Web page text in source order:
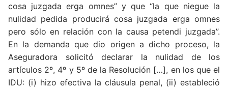
cosa juzgada erga omnes” y que “la que niegue la
nulidad pedida producirá cosa juzgada erga omnes
pero sólo en relación con la causa petendi juzgada”.
En la demanda que dio origen a dicho proceso, la
Aseguradora solicitó declarar la nulidad de los
artículos 2º, 4º y 5º de la Resolución […], en los que el
IDU: (i) hizo efectiva la cláusula penal, (ii) estableció